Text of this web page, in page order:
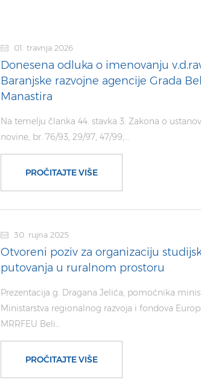
01. travnja 2026
Donesena odluka o imenovanju
Baranjske razvojne agencije Grada
Manastira
Na temelju članka 44. stavka 3. Zakona o
novine, br. 76/93, 29/97, 47/99,…
PROČITAJTE VIŠE
30. rujna 2025
Otvoreni poziv za organizaciju
putovanja u ruralnom prostoru
Prezentacija g. Dragana Jelića, pomoćnika
Ministarstva regionalnog razvoja i fondova
MRRFEU Beli…
PROČITAJTE VIŠE